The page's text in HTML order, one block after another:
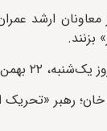
بزنند.
نهادهای دولتی آغاز خواهند کرد.
رهبر